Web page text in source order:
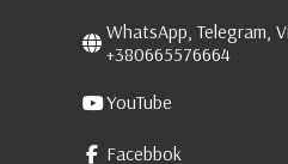
WhatsApp, Telegram,
+380665576664
YouTube
Facebbok